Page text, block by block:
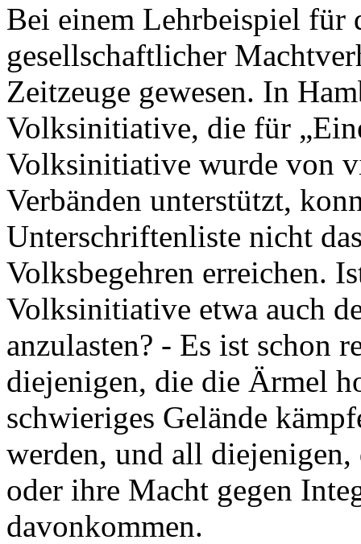
Bei einem Lehrbeispiel für
gesellschaftlicher
Zeitzeuge gewesen. In
Volksinitiative, die für
Volksinitiative wurde von
Verbänden unterstützt,
Unterschriftenliste nicht
Volksbegehren erreichen.
Volksinitiative etwa auch
anzulasten? - Es ist schon
diejenigen, die die Ärmel
schwieriges Gelände
werden, und all diejenigen,
oder ihre Macht gegen
davonkommen.